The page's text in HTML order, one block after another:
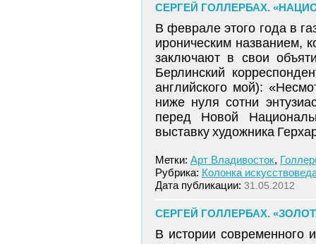
СЕРГЕЙ ГОЛЛЕРБАХ.
В феврале этого года в
ироническим названием,
заключают в свои
Берлинский
английского мой):
ниже нуля сотни
перед Новой
выставку художника
Метки: Арт Владивосток,
Рубрика: Колонка
Дата публикации: 31.05.2012
СЕРГЕЙ ГОЛЛЕРБАХ.
В истории современного